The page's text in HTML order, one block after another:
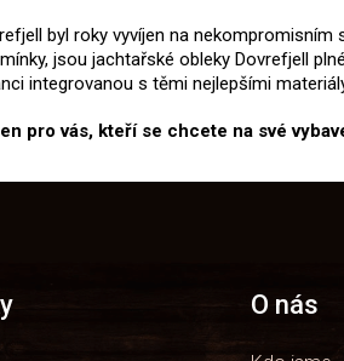
byl roky vyvíjen na
jsou jachtařské obleky Dovrefjell
integrovanou s těmi nejlepšími
pro vás, kteří se chcete na své
O nás